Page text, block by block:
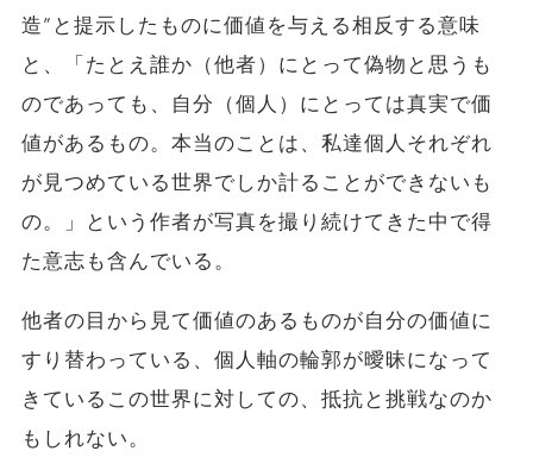
造”と提示したものに価値を与える相反する意味
と、「たとえ誰か（他者）にとって偽物と思うも
のであっても、自分（個人）にとっては真実で価
値があるもの。本当のことは、私達個人それぞれ
が見つめている世界でしか計ることができないも
の。」という作者が写真を撮り続けてきた中で得
た意志も含んでいる。
他者の目から見て価値のあるものが自分の価値に
すり替わっている、個人軸の輪郭が曖昧になって
きているこの世界に対しての、抵抗と挑戦なのか
もしれない。